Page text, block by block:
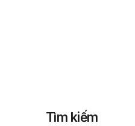
Tìm kiếm